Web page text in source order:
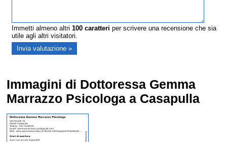
Immetti almeno altri100 caratteri per scrivere una recensione che sia
utile agli altri visitatori.
Immagini di Dottoressa Gemma
Marrazzo Psicologa a Casapulla